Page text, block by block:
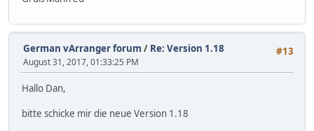
#13
German vArranger forum / Re: Version 1.18
August 31, 2017, 01:33:25 PM
Hallo Dan,
bitte schicke mir die neue Version 1.18